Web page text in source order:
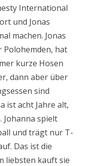
International
und Jonas
machen. Jonas
Polohemden, hat
kurze Hosen
dann aber über
sind
ist acht Jahre alt,
Johanna spielt
und trägt nur T-
Das ist die
liebsten kauft sie